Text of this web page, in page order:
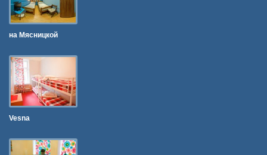
на Мясницкой
Vesna